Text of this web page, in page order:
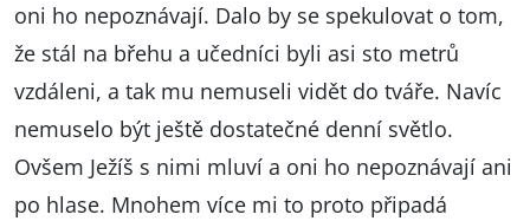
oni ho nepoznávají. Dalo by se spekulovat o tom,
že stál na břehu a učedníci byli asi sto metrů
vzdáleni, a tak mu nemuseli vidět do tváře. Navíc
nemuselo být ještě dostatečné denní světlo.
Ovšem Ježíš s nimi mluví a oni ho nepoznávají ani
po hlase. Mnohem více mi to proto připadá